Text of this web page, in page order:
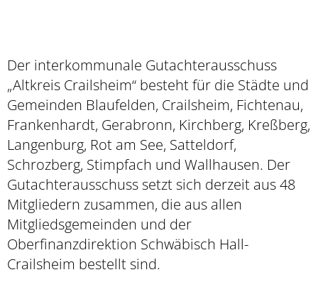
Der interkommunale Gutachterausschuss
„Altkreis Crailsheim“ besteht für die Städte und
Gemeinden Blaufelden, Crailsheim, Fichtenau,
Frankenhardt, Gerabronn, Kirchberg, Kreßberg,
Langenburg, Rot am See, Satteldorf,
Schrozberg, Stimpfach und Wallhausen. Der
Gutachterausschuss setzt sich derzeit aus 48
Mitgliedern zusammen, die aus allen
Mitgliedsgemeinden und der
Oberfinanzdirektion Schwäbisch Hall-
Crailsheim bestellt sind.